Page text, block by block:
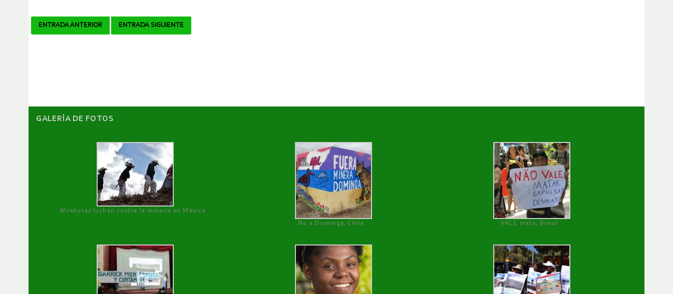
Navegador
ENTRADA ANTERIOR ENTRADA SIGUIENTE
GALERÌA DE FOTOS
Wirakutas luchan contra la minería en México
No a Dominga, Chile
VALE mata, Brasil